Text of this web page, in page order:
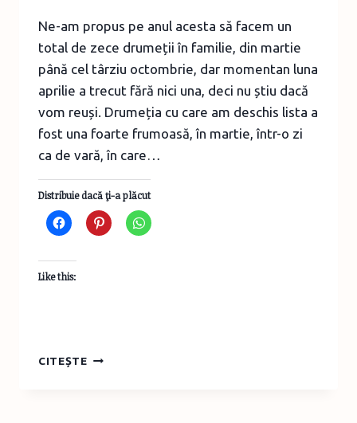
Ne-am propus pe anul acesta să facem un
total de zece drumeții în familie, din martie
până cel târziu octombrie, dar momentan luna
aprilie a trecut fără nici una, deci nu știu dacă
vom reuși. Drumeția cu care am deschis lista a
fost una foarte frumoasă, în martie, într-o zi
ca de vară, în care…
Distribuie dacă ţi-a plăcut
Like this:
CITEȘTETURIST